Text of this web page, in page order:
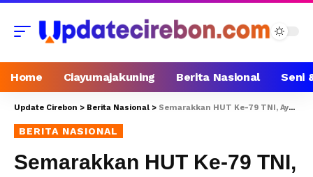
Home Ciayumajakuning Berita Nasional Seni
Update Cirebon > Berita Nasional > Semarakkan HUT Ke-79 TNI, Ayo Ikuti dan Bergabung Bersama Panglima TNI Run Tahun 2024
BERITA NASIONAL
Semarakkan HUT Ke-79 TNI,